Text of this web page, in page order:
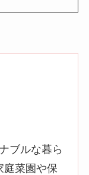
ブルな暮ら
庭菜園や保